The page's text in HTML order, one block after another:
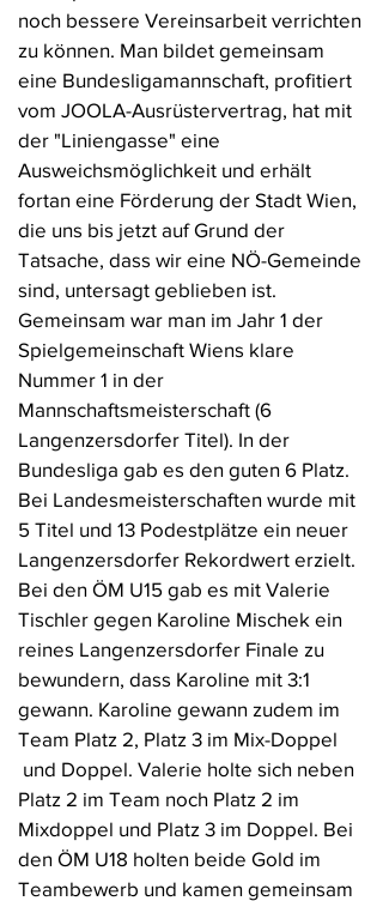
noch bessere Vereinsarbeit verrichten
zu können. Man bildet gemeinsam
eine Bundesligamannschaft, profitiert
vom JOOLA-Ausrüstervertrag, hat mit
der "Liniengasse" eine
Ausweichsmöglichkeit und erhält
fortan eine Förderung der Stadt Wien,
die uns bis jetzt auf Grund der
Tatsache, dass wir eine NÖ-Gemeinde
sind, untersagt geblieben ist.
Gemeinsam war man im Jahr 1 der
Spielgemeinschaft Wiens klare
Nummer 1 in der
Mannschaftsmeisterschaft (6
Langenzersdorfer Titel). In der
Bundesliga gab es den guten 6 Platz.
Bei Landesmeisterschaften wurde mit
5 Titel und 13 Podestplätze ein neuer
Langenzersdorfer Rekordwert erzielt.
Bei den ÖM U15 gab es mit Valerie
Tischler gegen Karoline Mischek ein
reines Langenzersdorfer Finale zu
bewundern, dass Karoline mit 3:1
gewann. Karoline gewann zudem im
Team Platz 2, Platz 3 im Mix-Doppel
und Doppel. Valerie holte sich neben
Platz 2 im Team noch Platz 2 im
Mixdoppel und Platz 3 im Doppel. Bei
den ÖM U18 holten beide Gold im
Teambewerb und kamen gemeinsam